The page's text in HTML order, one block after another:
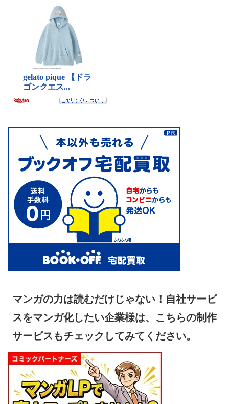
マンガの力は読むだけじゃない！自社サービ
スをマンガ化したい企業様は、こちらの制作
サービスもチェックしてみてください。